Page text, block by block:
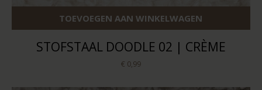
TOEVOEGEN AAN WINKELWAGEN
STOFSTAAL DOODLE 02 | CRÈME
€ 0,99